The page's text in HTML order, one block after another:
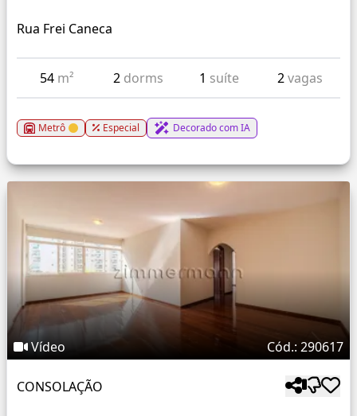
Rua Frei Caneca
54 m² 2 dorms 1 suíte 2vagas
Metrô Especial Decorado com IA
Vídeo Cód.: 290617
CONSOLAÇÃO